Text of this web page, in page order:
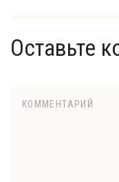
Оставьте